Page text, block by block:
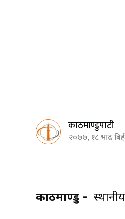
काठमाण्डुपाटी
२०७७, १८ भाद्र
काठमाण्डु –